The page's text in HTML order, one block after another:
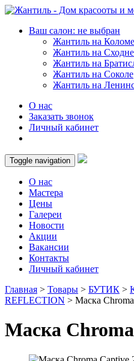
Ваш салон: не выбран
Жантиль на
Жантиль на
Жантиль на
Жантиль на Соколе
Жантиль на
О нас
Заказать звонок
Личный кабинет
Toggle navigation
О нас
Мастера
Цены
Галереи
Новости
Акции
Вакансии
Контакты
Личный кабинет
Главная > Товары > БУТИК >
REFLECTION > Маска
Маска